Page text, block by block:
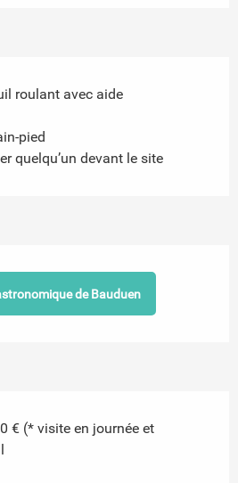
roulant avec aide
pied
quelqu’un devant le site
de Bauduen
€ (* visite en journée et